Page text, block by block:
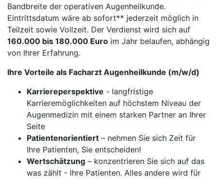
Bandbreite der operativen Augenheilkunde.
Eintrittsdatum wäre ab sofort** jederzeit möglich in
Teilzeit sowie Vollzeit. Der Verdienst wird sich auf
160.000 bis 180.000 Euro im Jahr belaufen, abhängig
von Ihrer Erfahrung.
Ihre Vorteile als Facharzt Augenheilkunde (m/w/d)
Karriereperspektive - langfristige
Karrieremöglichkeiten auf höchstem Niveau der
Augenmedizin mit einem starken Partner an Ihrer
Seite
Patientenorientiert – nehmen Sie sich Zeit für
Ihre Patienten, Sie entscheiden!
Wertschätzung – konzentrieren Sie sich auf das
was zählt - Ihre Patienten. Alles andere wird für